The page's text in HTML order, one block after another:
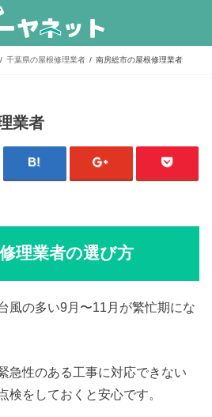
千葉県の屋根修理業者 南房総市の屋根修理業者
業者
理業者の選び方
風の多い9月〜11月が繁忙期にな
急性のある工事に対応できない
検をしておくと安心です。